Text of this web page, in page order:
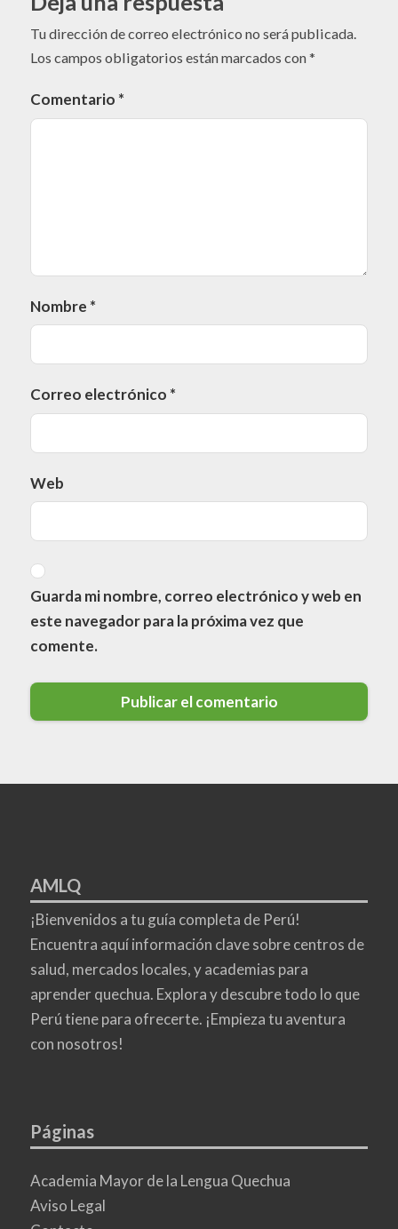
Tu dirección de correo electrónico no será publicada.
Los campos obligatorios están marcados con*
Comentario *
Nombre *
Correo electrónico *
Web
Guarda mi nombre, correo electrónico y web en
este navegador para la próxima vez que
comente.
AMLQ
¡Bienvenidos a tu guía completa de Perú!
Encuentra aquí información clave sobre centros de
salud, mercados locales, y academias para
aprender quechua. Explora y descubre todo lo que
Perú tiene para ofrecerte. ¡Empieza tu aventura
con nosotros!
Páginas
Academia Mayor de la Lengua Quechua
Aviso Legal